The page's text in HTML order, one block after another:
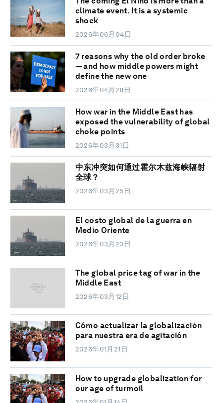
climate event. It is a systemic
shock
2026年06月04日
7 reasons why the old order broke
— and how middle powers might
define the new one
2026年04月28日
How war in the Middle East has
exposed the vulnerability of global
choke points
2026年03月31日
中东冲突如何通过霍尔木兹海峡辐射
全球？
2026年03月25日
El costo global de la guerra en
Medio Oriente
2026年03月23日
The global price tag of war in the
Middle East
2026年03月12日
Cómo actualizar la globalización
para nuestra era de agitación
2026年01月21日
How to upgrade globalization for
our age of turmoil